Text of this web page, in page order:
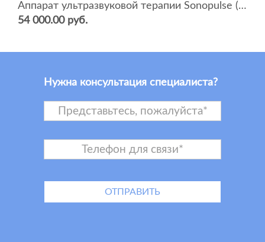
Аппарат ультразвуковой терапии Sonopulse (мультичастотный 1 и 3 Мгц)
54 000.00 руб.
Нужна консультация специалиста?